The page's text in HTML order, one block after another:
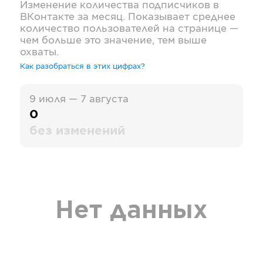
Изменение количества подписчиков в
ВКонтакте за месяц. Показывает среднее
количество пользователей на странице —
чем больше это значение, тем выше
охваты.
Как разобраться в этих цифрах?
9 июля — 7 августа
0
без изменений
Нет данных